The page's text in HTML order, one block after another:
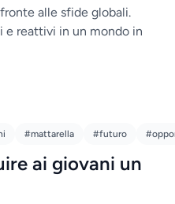
alle sfide globali.
e reattivi in un mondo in
#mattarella #futuro
ai giovani un